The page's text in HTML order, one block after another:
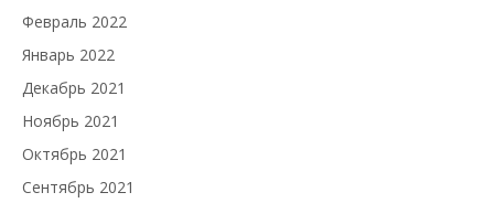
Февраль 2022
Январь 2022
Декабрь 2021
Ноябрь 2021
Октябрь 2021
Сентябрь 2021